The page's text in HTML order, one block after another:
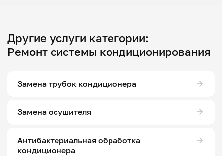
Другие услуги категории:
Ремонт системы кондиционирования
Замена трубок кондиционера
Замена осушителя
Антибактериальная обработка
кондиционера